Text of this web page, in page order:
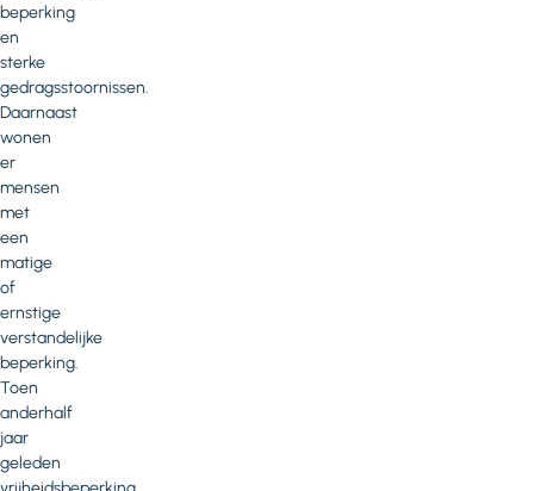
beperking
en
sterke
gedragsstoornissen.
Daarnaast
wonen
er
mensen
met
een
matige
of
ernstige
verstandelijke
beperking.
Toen
anderhalf
jaar
geleden